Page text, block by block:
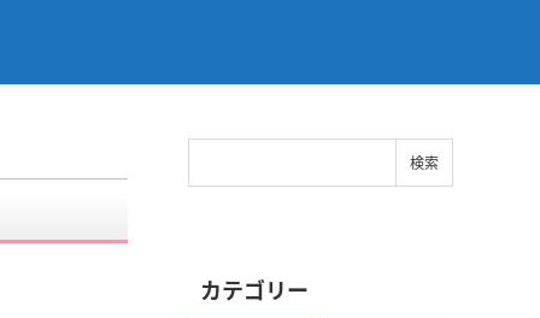
カテゴリー